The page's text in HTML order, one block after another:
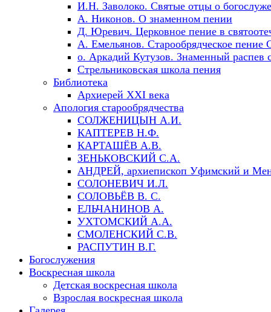
И.Н. Заволоко. Святые отцы о
А. Никонов. О знаменном пении
Д. Юревич. Церковное пение в
А. Емельянов. Старообрядческое пение
о. Аркадий Кутузов. Знаменный распев
Стрельниковская школа пения
Библиотека
Архиерей XXI века
Апология старообрядчества
СОЛЖЕНИЦЫН А.И.
КАПТЕРЕВ Н.Ф.
КАРТАШЁВ А.В.
ЗЕНЬКОВСКИЙ С.А.
АНДРЕЙ, архиепископ Уфимский и
СОЛОНЕВИЧ И.Л.
СОЛОВЬЁВ В. С.
ЕЛЬЧАНИНОВ А.
УХТОМСКИЙ А.А.
СМОЛЕНСКИЙ С.В.
РАСПУТИН В.Г.
Богослужения
Воскресная школа
Детская воскресная школа
Взрослая воскресная школа